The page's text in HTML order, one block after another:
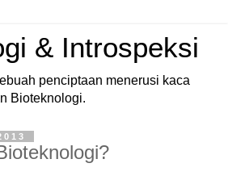
& Introspeksi
penciptaan menerusi kaca
Bioteknologi.